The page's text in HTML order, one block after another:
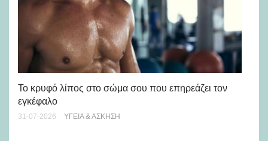
Το κρυφό λίπος στο σώμα σου που επηρεάζει τον
εγκέφαλο
31-07-2026 ΥΓΕΊΑ & ΆΣΚΗΣΗ